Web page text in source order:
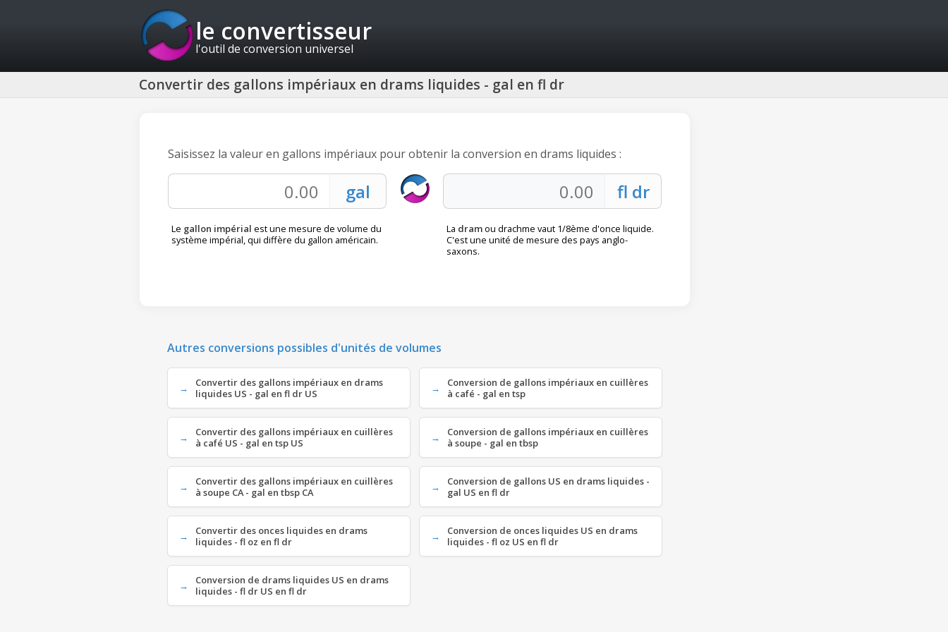
le convertisseur
l'outil de conversion universel
Convertir des gallons impériaux en drams liquides - gal en fl dr
Saisissez la valeur en gallons impériaux pour obtenir la conversion en drams liquides :
Le gallon impérial est une mesure de volume du
système impérial, qui diffère du gallon américain.
La dramou drachme vaut 1/8ème d'once liquide.
C'est une unité de mesure des pays anglo-
saxons.
Autres conversions possibles d'unités de volumes
Convertir des gallons impériaux en drams
liquides US - gal en fl dr US
Conversion de gallons impériaux en cuillères
à café - gal en tsp
Convertir des gallons impériaux en cuillères
à café US - gal en tsp US
Conversion de gallons impériaux en cuillères
à soupe - gal en tbsp
Convertir des gallons impériaux en cuillères
à soupe CA - gal en tbsp CA
Conversion de gallons US en drams liquides -
gal US en fl dr
Convertir des onces liquides en drams
liquides - fl oz en fl dr
Conversion de onces liquides US en drams
liquides - fl oz US en fl dr
Conversion de drams liquides US en drams
liquides - fl dr US en fl dr